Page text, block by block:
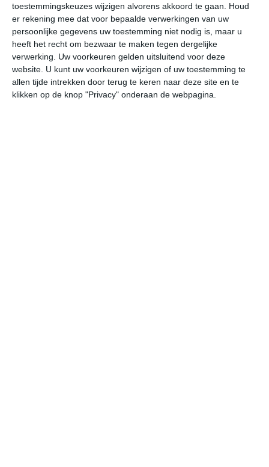
toestemmingskeuzes wijzigen alvorens akkoord te gaan.
Houd
er rekening mee dat voor bepaalde verwerkingen van uw
persoonlijke gegevens uw toestemming niet nodig is, maar u
heeft het recht om bezwaar te maken tegen dergelijke
verwerking. Uw voorkeuren gelden uitsluitend voor deze
website. U kunt uw voorkeuren wijzigen of uw toestemming te
allen tijde intrekken door terug te keren naar deze site en te
klikken op de knop "Privacy" onderaan de webpagina.
13:00 16:00 19:00 22:00 01:00
13:00 16:00 19:00 22:00 01:00